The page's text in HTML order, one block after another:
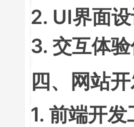
2. UI界面
3. 交互体
四、网站
1. 前端开发